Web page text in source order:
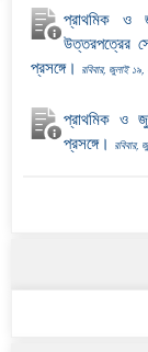
প্রাথমিক ও
উত্তরপত্রের
প্রসঙ্গে।
রবিবার, জুলাই
প্রাথমিক ও
প্রসঙ্গে।